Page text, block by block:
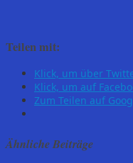
Teilen mit:
Klick, um über
Klick, um auf
Zum Teilen auf
Ähnliche Beiträge